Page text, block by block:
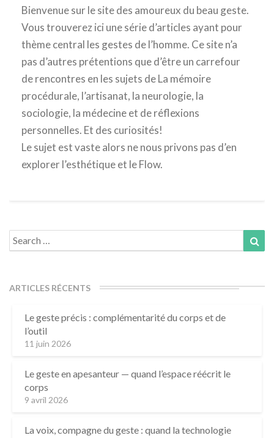
Bienvenue sur le site des amoureux du beau geste.
Vous trouverez ici une série d’articles ayant pour
thème central les gestes de l’homme. Ce site n’a
pas d’autres prétentions que d’être un carrefour
de rencontres en les sujets de La mémoire
procédurale, l’artisanat, la neurologie, la
sociologie, la médecine et de réflexions
personnelles. Et des curiosités!
Le sujet est vaste alors ne nous privons pas d’en
explorer l’esthétique et le Flow.
Search
for:
ARTICLES RÉCENTS
Le geste précis : complémentarité du corps et de
l’outil
11 juin 2026
Le geste en apesanteur — quand l’espace réécrit le
corps
9 avril 2026
La voix, compagne du geste : quand la technologie